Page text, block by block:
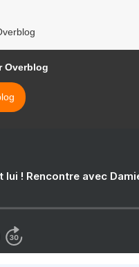
Overblog
! Rencontre avec